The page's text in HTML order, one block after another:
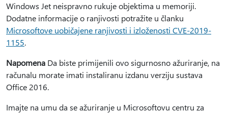
Windows Jet neispravno rukuje objektima u memoriji.
Dodatne informacije o ranjivosti potražite u članku
Microsoftove uobičajene ranjivosti i izloženosti CVE-2019-
1155.
Napomena Da biste primijenili ovo sigurnosno ažuriranje, na
računalu morate imati instaliranu izdanu verziju sustava
Office 2016.
Imajte na umu da se ažuriranje u Microsoftovu centru za